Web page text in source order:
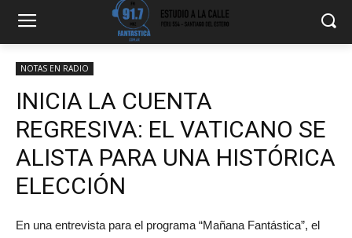
NOTAS EN RADIO
INICIA LA CUENTA
REGRESIVA: EL VATICANO SE
ALISTA PARA UNA HISTÓRICA
ELECCIÓN
En una entrevista para el programa “Mañana Fantástica”, el